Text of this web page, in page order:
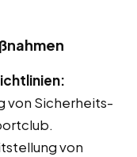
von Sicherheits-
von